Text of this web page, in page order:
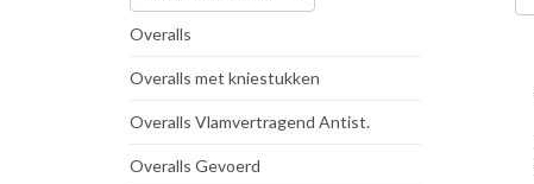
Overalls
Overalls met kniestukken
Overalls Vlamvertragend Antist.
Overalls Gevoerd